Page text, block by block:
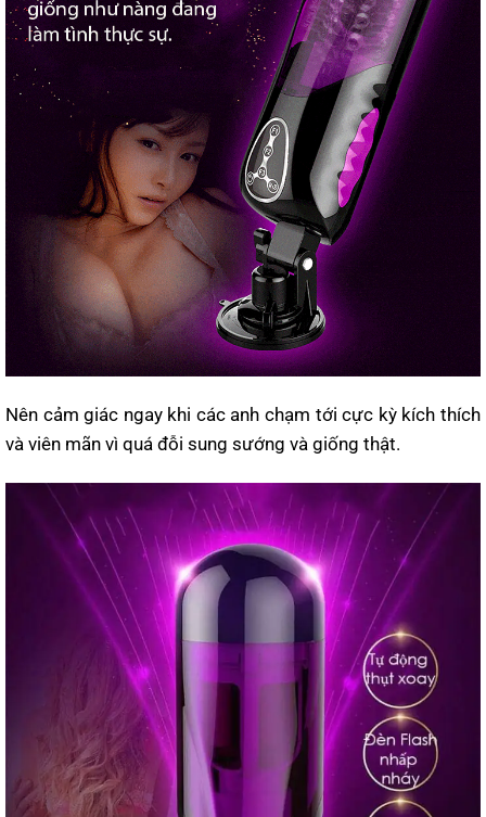
Nên cảm giác ngay khi các anh chạm tới cực kỳ kích thích
và viên mãn vì quá đỗi sung sướng và giống thật.